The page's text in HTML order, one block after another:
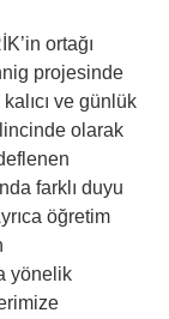
ortağı
projesinde
ve günlük
olarak
farklı duyu
öğretim
yönelik